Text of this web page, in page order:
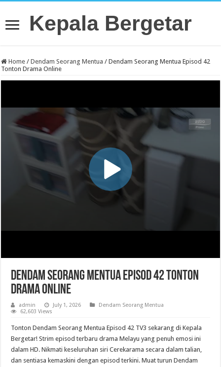
Kepala Bergetar
Home / Dendam Seorang Mentua / Dendam Seorang Mentua Episod 42
Tonton Drama Online
Dendam Seorang Mentua Episod 42 Tonton
Drama Online
admin July 1, 2026
Dendam Seorang Mentua
62,603 Views
Tonton Dendam Seorang Mentua Episod 42 TV3 sekarang di Kepala
Bergetar! Strim episod terbaru drama Melayu yang penuh emosi ini
dalam HD. Nikmati keseluruhan siri Cerekarama secara dalam talian,
dan sentiasa kemaskini dengan episod terkini. Muat turun Dendam